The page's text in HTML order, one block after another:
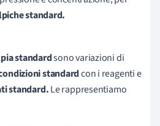
standard.
standardsono variazioni di
standardcon i reagenti e
standard.Le rappresentiamo